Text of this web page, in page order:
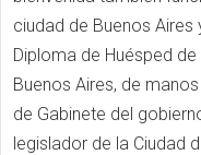
ciudad de Buenos
Diploma de Huésped
Buenos Aires, de
de Gabinete del
legislador de la Ciudad